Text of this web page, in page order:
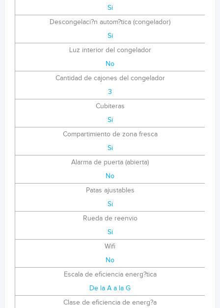
Si
Descongelaci?n autom?tica (congelador)
Si
Luz interior del congelador
No
Cantidad de cajones del congelador
3
Cubiteras
Si
Compartimiento de zona fresca
Si
Alarma de puerta (abierta)
No
Patas ajustables
Si
Rueda de reenvio
Si
Wifi
No
Escala de eficiencia energ?tica
De la A a la G
Clase de eficiencia de energ?a